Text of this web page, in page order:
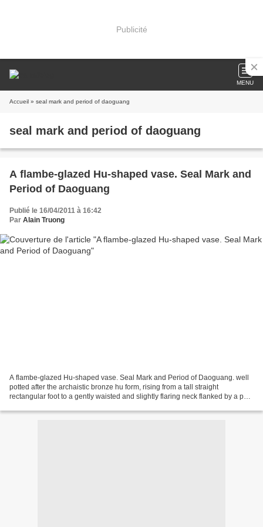
Publicité
MENU
Accueil » seal mark and period of daoguang
seal mark and period of daoguang
A flambe-glazed Hu-shaped vase. Seal Mark and
Period of Daoguang
Publié le 16/04/2011 à 16:42
Par Alain Truong
A flambe-glazed Hu-shaped vase. Seal Mark and Period of Daoguang. well
potted after the archaistic bronze hu form, rising from a tall straight
rectangular foot to a gently waisted and slightly flaring neck flanked by a pair